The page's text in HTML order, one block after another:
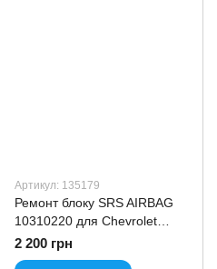
Артикул: 135179
Ремонт блоку SRS AIRBAG
10310220 для Chevrolet
Impala
2 200 грн